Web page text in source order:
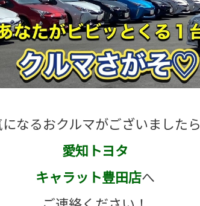
なるおクルマがございましたら
愛知トヨタ
キャラット豊田店へ